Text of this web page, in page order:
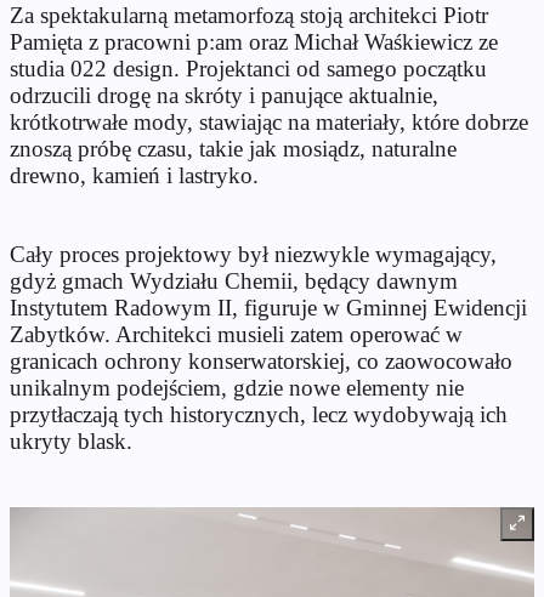
Za spektakularną metamorfozą stoją architekci Piotr
Pamięta z pracowni p:am oraz Michał Waśkiewicz ze
studia 022 design. Projektanci od samego początku
odrzucili drogę na skróty i panujące aktualnie,
krótkotrwałe mody, stawiając na materiały, które dobrze
znoszą próbę czasu, takie jak mosiądz, naturalne
drewno, kamień i lastryko.
Cały proces projektowy był niezwykle wymagający,
gdyż gmach Wydziału Chemii, będący dawnym
Instytutem Radowym II, figuruje w Gminnej Ewidencji
Zabytków. Architekci musieli zatem operować w
granicach ochrony konserwatorskiej, co zaowocowało
unikalnym podejściem, gdzie nowe elementy nie
przytłaczają tych historycznych, lecz wydobywają ich
ukryty blask.